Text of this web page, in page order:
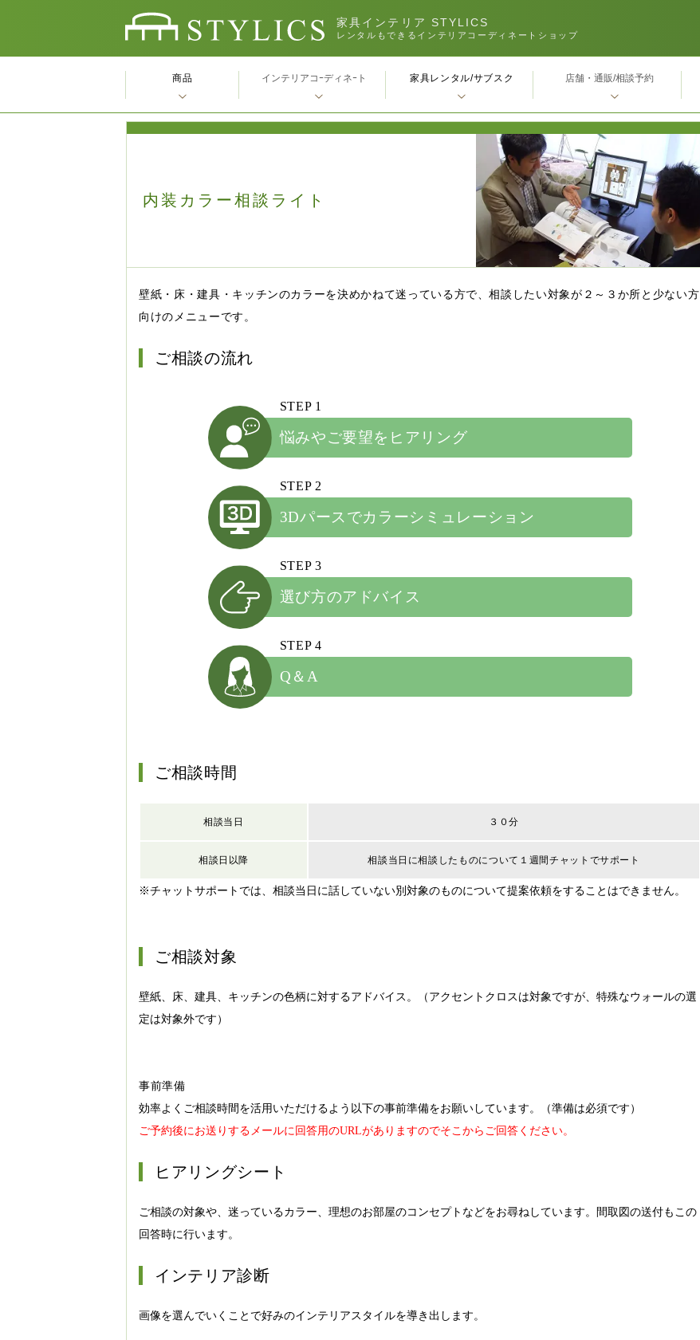
家具インテリア STYLICS
レンタルもできるインテリアコーディネートショップ
内装カラー相談ライト
壁紙・床・建具・キッチンのカラーを決めかねて迷っている方で、相談したい対象が２～３か所と少ない方
向けのメニューです。
ご相談の流れ
STEP 1
悩みやご要望をヒアリング
STEP 2
3Dパースでカラーシミュレーション
STEP 3
選び方のアドバイス
STEP 4
Q＆A
ご相談時間
相談当日 ３０分
相談日以降 相談当日に相談したものについて１週間チャットでサポート
※チャットサポートでは、相談当日に話していない別対象のものについて提案依頼をすることはできません。
ご相談対象
壁紙、床、建具、キッチンの色柄に対するアドバイス。（アクセントクロスは対象ですが、特殊なウォールの選
定は対象外です）
事前準備
効率よくご相談時間を活用いただけるよう以下の事前準備をお願いしています。（準備は必須です）
ご予約後にお送りするメールに回答用のURLがありますのでそこからご回答ください。
ヒアリングシート
ご相談の対象や、迷っているカラー、理想のお部屋のコンセプトなどをお尋ねしています。間取図の送付もこの
回答時に行います。
インテリア診断
画像を選んでいくことで好みのインテリアスタイルを導き出します。
商品 インテリアコｰディネｰト 家具レンタル/サブスク 店舗・通販/相談予約